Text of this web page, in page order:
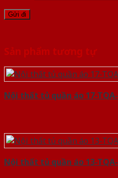
Sản phẩm tương tự
Nội thất tủ quần áo 17-TQA-
Nội thất tủ quần áo 13-TQA-